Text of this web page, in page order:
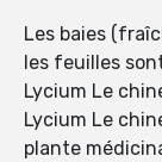
Les baies
les feuilles
Lycium Le
Lycium Le
plante